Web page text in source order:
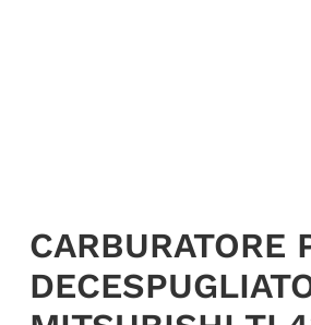
CARBURATORE